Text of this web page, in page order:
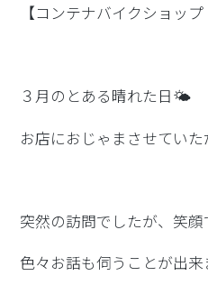
【コンテナバイクショッ
３月のとある晴れた日🌤
お店におじゃまさせていた
突然の訪問でしたが、笑顔
色々お話も伺うことが出来